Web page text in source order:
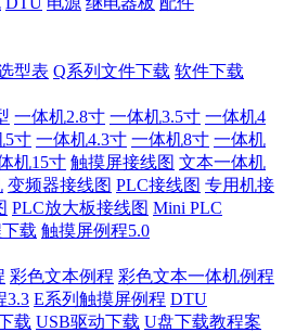
型表 Q系列文件下载 软件下载
一体机2.8寸 一体机3.5寸 一体机4
5寸 一体机4.3寸 一体机8寸 一体机
机15寸 触摸屏接线图 文本一体机
变频器接线图 PLC接线图 专用机接
PLC放大板接线图 Mini PLC
载 触摸屏例程5.0
彩色文本例程 彩色文本一体机例程
3.3 E系列触摸屏例程 DTU
载 USB驱动下载 U盘下载教程案